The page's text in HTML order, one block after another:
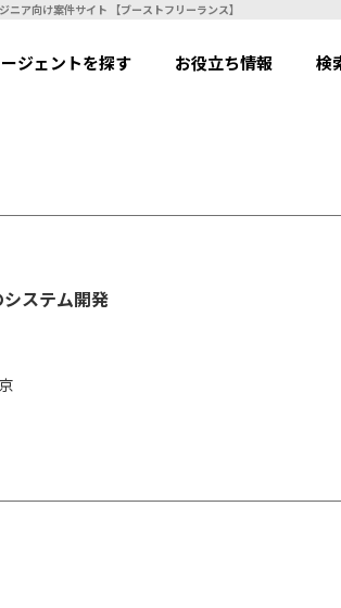
ービスのシステム開発 | フリーランスエンジニア向け案件サイト 【ブーストフリーランス】
ジェントを探す お役立ち情報 検
ステム開発